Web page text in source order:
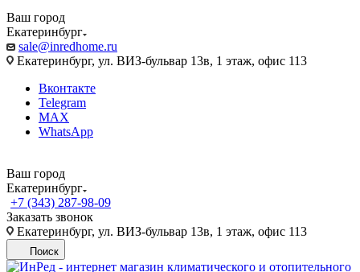
Ваш город
Екатеринбург
sale@inredhome.ru
Екатеринбург, ул. ВИЗ-бульвар 13в, 1 этаж, офис 113
Вконтакте
Telegram
MAX
WhatsApp
Ваш город
Екатеринбург
+7 (343) 287-98-09
Заказать звонок
Екатеринбург, ул. ВИЗ-бульвар 13в, 1 этаж, офис 113
Поиск